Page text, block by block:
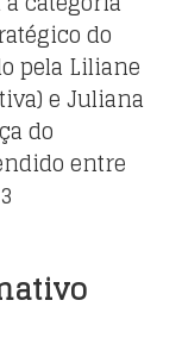
do
pela Liliane
e Juliana
do
entre